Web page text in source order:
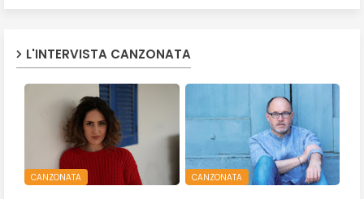
L'INTERVISTA CANZONATA
CANZONATA CANZONATA